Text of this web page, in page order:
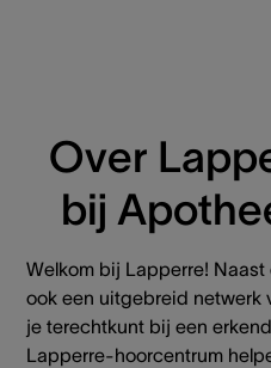
Over
bij
Welkom bij Lapperre!
ook een uitgebreid netwerk
je terechtkunt bij een
Lapperre-hoorcentrum